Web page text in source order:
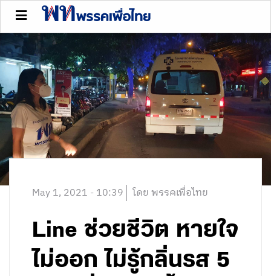
May 1, 2021 - 10:39 โดย พรรคเพื่อไทย
Line ช่วยชีวิต หายใจ
ไม่ออก ไม่รู้กลิ่นรส 5